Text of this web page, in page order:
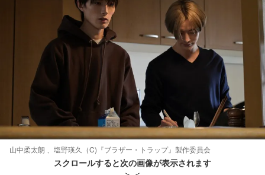
山中柔太朗 、塩野瑛久（C)『ブラザー・トラップ』製作委員会
スクロールすると次の画像が表示されます